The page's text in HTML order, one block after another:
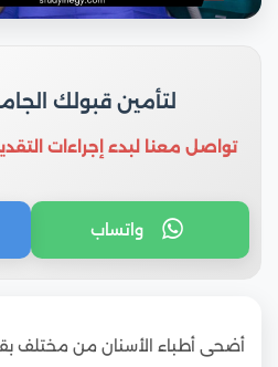
لتأمين قبولك
تواصل معنا لبدء إجراءات
واتساب
أضحى أطباء الأسنان من مختلف